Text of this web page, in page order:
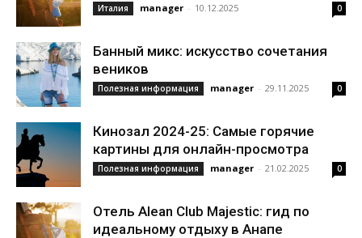
Италия manager - 10.12.2025 0
Банный микс: искусство сочетания
веников
Полезная информация manager - 29.11.2025 0
Кинозал 2024-25: Самые горячие
картины для онлайн-просмотра
Полезная информация manager - 21.02.2025 0
Отель Alean Club Majestic: гид по
идеальному отдыху в Анапе